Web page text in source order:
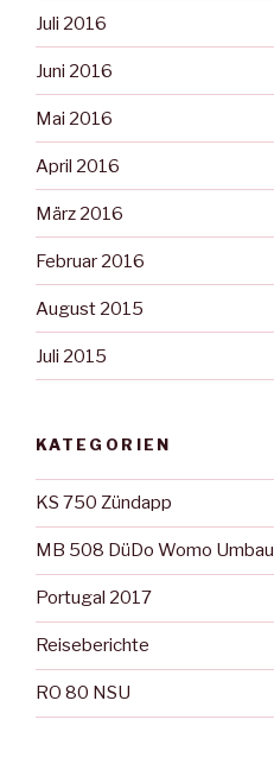
Juli 2016
Juni 2016
Mai 2016
April 2016
März 2016
Februar 2016
August 2015
Juli 2015
KATEGORIEN
KS 750 Zündapp
MB 508 DüDo Womo Umbau
Portugal 2017
Reiseberichte
RO 80 NSU